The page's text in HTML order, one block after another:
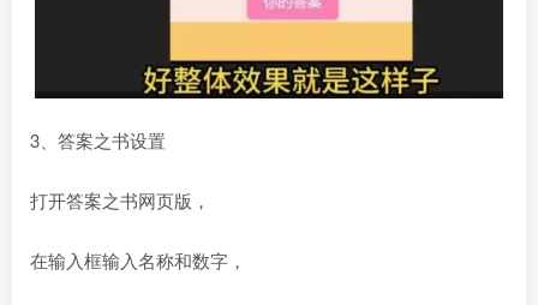
3、答案之书设置
打开答案之书网页版，
在输入框输入名称和数字，